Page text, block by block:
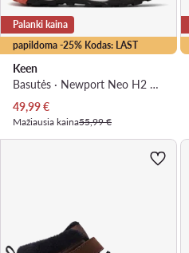
papildoma -25% Kodas: LAST
Palanki kaina
Keen
Basutės · Newport Neo H2 1018426 · Pilka
Dabartinė kaina
49,99€
Mažiausia kaina55,99 €